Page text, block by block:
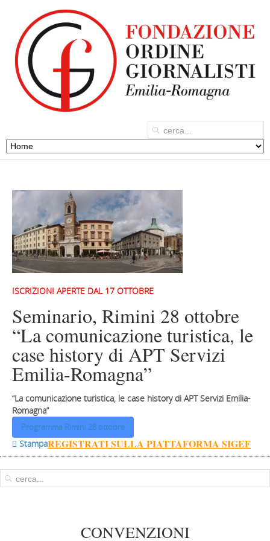
ISCRIZIONI APERTE DAL 17 OTTOBRE
Seminario, Rimini 28 ottobre
“La comunicazione turistica, le
case history di APT Servizi
Emilia-Romagna”
“La comunicazione turistica, le case history di APT Servizi Emilia-
Romagna”
Programma Rimini 28 ottobre
REGISTRATI SULLA PIATTAFORMA SIGEF
 Stampa
CONVENZIONI